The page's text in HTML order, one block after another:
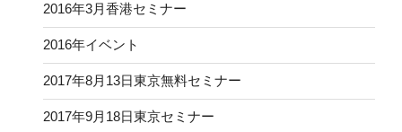
2016年3月香港セミナー
2016年イベント
2017年8月13日東京無料セミナー
2017年9月18日東京セミナー